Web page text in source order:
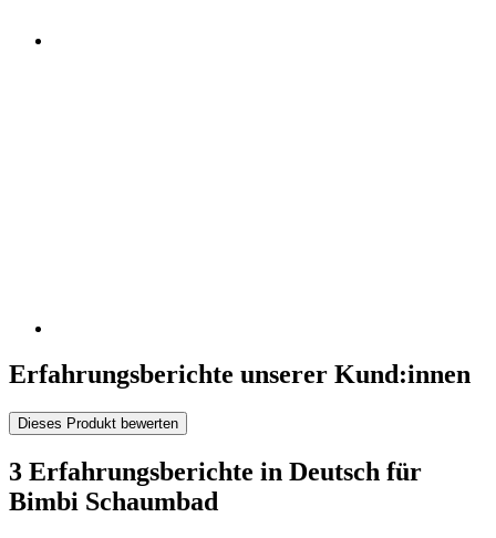
Erfahrungsberichte unserer Kund:innen
Dieses Produkt bewerten
3 Erfahrungsberichte in Deutsch für
Bimbi Schaumbad